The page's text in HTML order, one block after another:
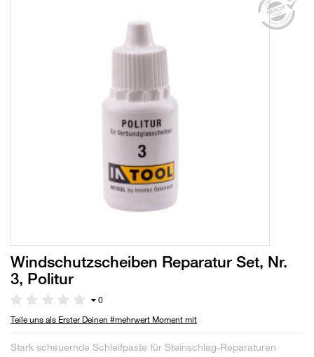
Windschutzscheiben Reparatur Set, Nr.
3, Politur
0
Teile uns als Erster Deinen #mehrwert Moment mit
Stark scheuernde Schleifpaste für Steinschlag-Reparaturen